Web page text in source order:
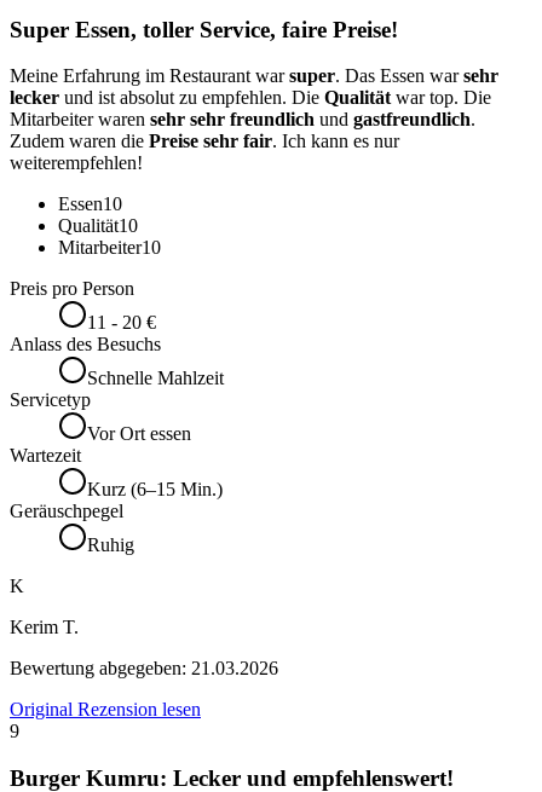
Super Essen, toller Service, faire Preise!
Meine Erfahrung im Restaurant warsuper. Das Essen warsehr
lecker und ist absolut zu empfehlen. Die Qualität war top. Die
Mitarbeiter waren sehr sehr freundlich und gastfreundlich.
Zudem waren die Preise sehr fair. Ich kann es nur
weiterempfehlen!
Essen10
Qualität10
Mitarbeiter10
Preis pro Person
11 - 20 €
Anlass des Besuchs
Schnelle Mahlzeit
Servicetyp
Vor Ort essen
Wartezeit
Kurz (6–15 Min.)
Geräuschpegel
Ruhig
K
Kerim T.
Bewertung abgegeben: 21.03.2026
Original Rezension lesen
9
Burger Kumru: Lecker und empfehlenswert!